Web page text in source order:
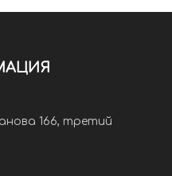
166, третий